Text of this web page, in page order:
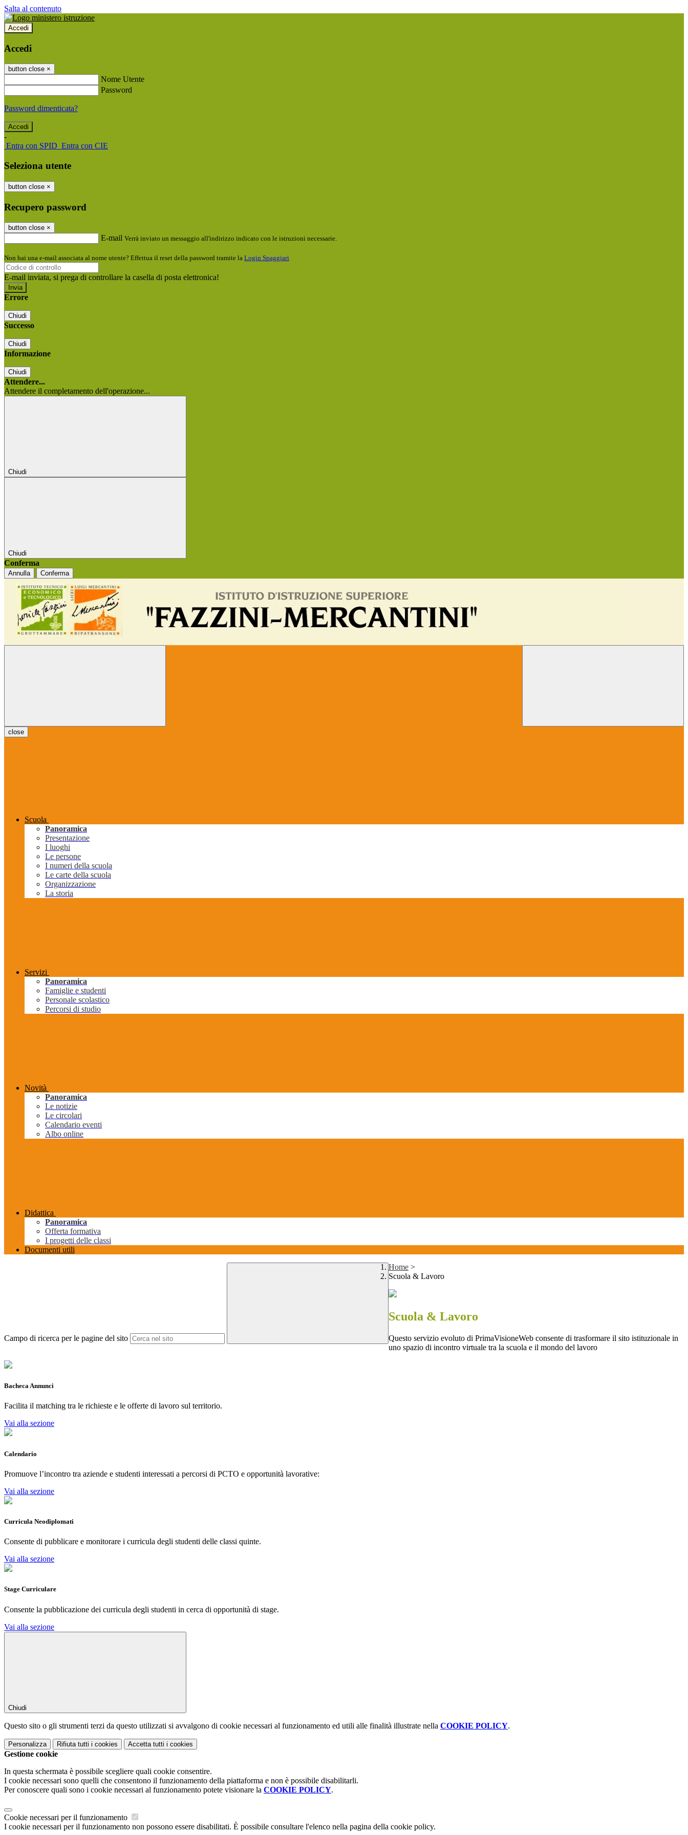
Salta al contenuto
Accedi
Accedi
button close ×
Nome Utente
Password
Password dimenticata?
-
Entra con SPID Entra con CIE
Seleziona utente
button close ×
Recupero password
button close ×
E-mail Verrà inviato un messaggio all'indirizzo indicato con le istruzioni necessarie.
Non hai una e-mail associata al nome utente? Effettua il reset della password tramite la Login Spaggiari
E-mail inviata, si prega di controllare la casella di posta elettronica!
Errore
Chiudi
Successo
Chiudi
Informazione
Chiudi
Attendere...
Attendere il completamento dell'operazione...
Chiudi
Chiudi
Conferma
Annulla Conferma
close
Scuola
Panoramica
Presentazione
I luoghi
Le persone
I numeri della scuola
Le carte della scuola
Organizzazione
La storia
Servizi
Panoramica
Famiglie e studenti
Personale scolastico
Percorsi di studio
Novità
Panoramica
Le notizie
Le circolari
Calendario eventi
Albo online
Didattica
Panoramica
Offerta formativa
I progetti delle classi
Documenti utili
Campo di ricerca per le pagine del sito
Home >
Scuola & Lavoro
Scuola & Lavoro
Questo servizio evoluto di PrimaVisioneWeb consente di trasformare il sito istituzionale in
uno spazio di incontro virtuale tra la scuola e il mondo del lavoro
Bacheca Annunci
Facilita il matching tra le richieste e le offerte di lavoro sul territorio.
Vai alla sezione
Calendario
Promuove l’incontro tra aziende e studenti interessati a percorsi di PCTO e opportunità lavorative:
Vai alla sezione
Curricula Neodiplomati
Consente di pubblicare e monitorare i curricula degli studenti delle classi quinte.
Vai alla sezione
Stage Curriculare
Consente la pubblicazione dei curricula degli studenti in cerca di opportunità di stage.
Vai alla sezione
Chiudi
Questo sito o gli strumenti terzi da questo utilizzati si avvalgono di cookie necessari al funzionamento ed utili alle finalità illustrate nella COOKIE POLICY.
Personalizza Rifiuta tutti i cookies Accetta tutti i cookies
Gestione cookie
In questa schermata è possibile scegliere quali cookie consentire.
I cookie necessari sono quelli che consentono il funzionamento della piattaforma e non è possibile disabilitarli.
Per conoscere quali sono i cookie necessari al funzionamento potete visionare la COOKIE POLICY.
Cookie necessari per il funzionamento
I cookie necessari per il funzionamento non possono essere disabilitati. È possibile consultare l'elenco nella pagina della cookie policy.